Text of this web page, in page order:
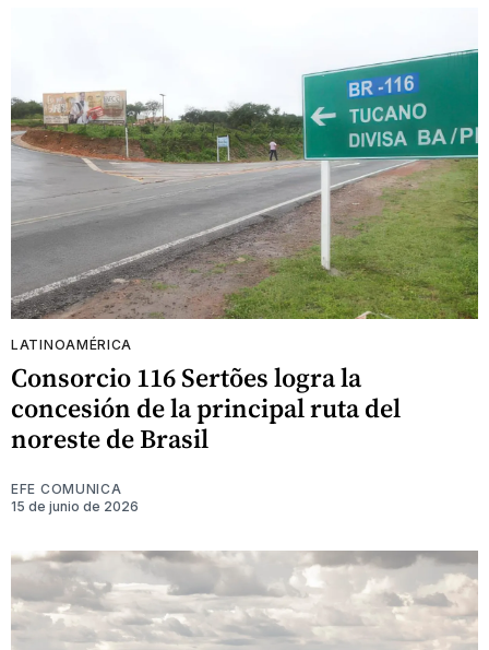
LATINOAMÉRICA
Consorcio 116 Sertões logra la
concesión de la principal ruta del
noreste de Brasil
EFE COMUNICA
15 de junio de 2026